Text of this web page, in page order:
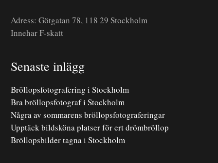
Adress: Götgatan 78, 118 29 Stockholm
Innehar F-skatt
Senaste inlägg
Bröllopsfotografering i Stockholm
Bra bröllopsfotograf i Stockholm
Några av sommarens bröllopsfotograferingar
Upptäck bildsköna platser för ert drömbröllop
Bröllopsbilder tagna i Stockholm